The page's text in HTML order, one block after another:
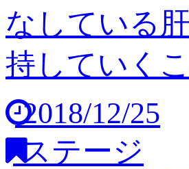
なしている
持していく
2018/12/25
ステージ